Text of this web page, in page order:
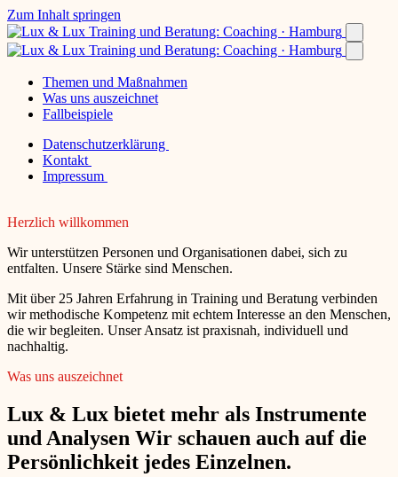
Zum Inhalt springen
Themen und Maßnahmen
Was uns auszeichnet
Fallbeispiele
Datenschutzerklärung
Kontakt
Impressum
Herzlich willkommen
Wir unterstützen Personen und Organisationen dabei, sich zu
entfalten. Unsere Stärke sind Menschen.
Mit über 25 Jahren Erfahrung in Training und Beratung verbinden
wir methodische Kompetenz mit echtem Interesse an den Menschen,
die wir begleiten. Unser Ansatz ist praxisnah, individuell und
nachhaltig.
Was uns auszeichnet
Lux & Lux bietet mehr als Instrumente
und Analysen Wir schauen auch auf die
Persönlichkeit jedes Einzelnen.